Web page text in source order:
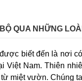
QUA NHỮNG
biết đến là nơi
Việt Nam. Thiên
miệt vườn. Chúng